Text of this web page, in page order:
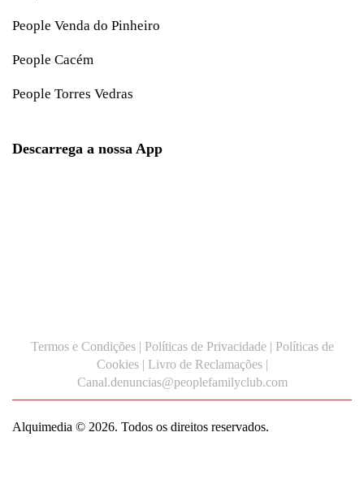
People Venda do Pinheiro
People Cacém
People Torres Vedras
Descarrega a nossa App
Termos e Condições| Políticas de Privacidade| Políticas de
Cookies| Livro de Reclamações|
Canal.denuncias@peoplefamilyclub.com
Alquimedia © 2026. Todos os direitos reservados.